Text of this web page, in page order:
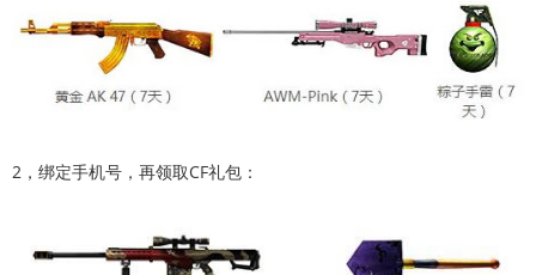
2，绑定手机号，再领取CF礼包：